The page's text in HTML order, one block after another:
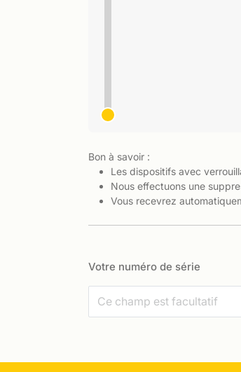
Bon à savoir :
Les dispositifs avec
Nous effectuons une
Vous recevrez
Votre numéro de série